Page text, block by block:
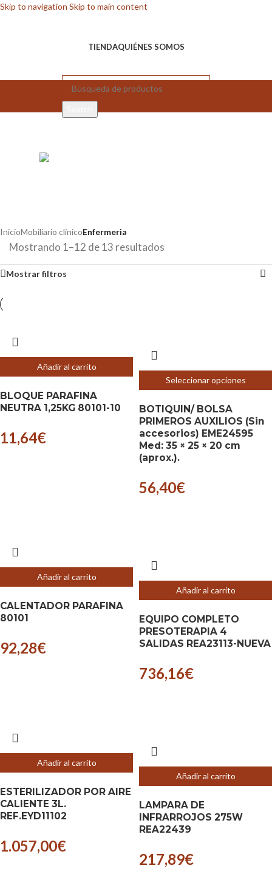
Skip to navigation Skip to main content
TIENDAQUIÉNES SOMOS
Enfermeria
InicioMobiliario clínicoEnfermeria
Mostrando 1–12 de 13 resultados
Mostrar filtros
Añadir al carrito
BLOQUE PARAFINA
NEUTRA 1,25KG 80101-10
11,64€
Seleccionar opciones
BOTIQUIN/ BOLSA
PRIMEROS AUXILIOS (Sin
accesorios) EME24595
Med: 35 × 25 × 20 cm
(aprox.).
56,40€
Añadir al carrito
CALENTADOR PARAFINA
80101
92,28€
Añadir al carrito
EQUIPO COMPLETO
PRESOTERAPIA 4
SALIDAS REA23113-NUEVA
736,16€
Añadir al carrito
ESTERILIZADOR POR AIRE
CALIENTE 3L.
REF.EYD11102
1.057,00€
Añadir al carrito
LAMPARA DE
INFRARROJOS 275W
REA22439
217,89€